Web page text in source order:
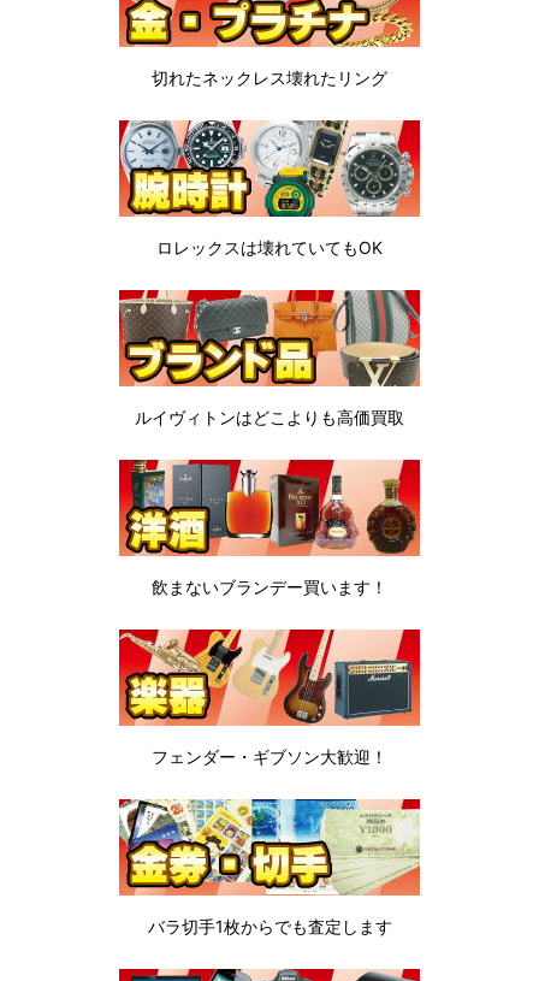
切れたネックレス壊れたリング
ロレックスは壊れていてもOK
ルイヴィトンはどこよりも高価買取
飲まないブランデー買います！
フェンダー・ギブソン大歓迎！
バラ切手1枚からでも査定します